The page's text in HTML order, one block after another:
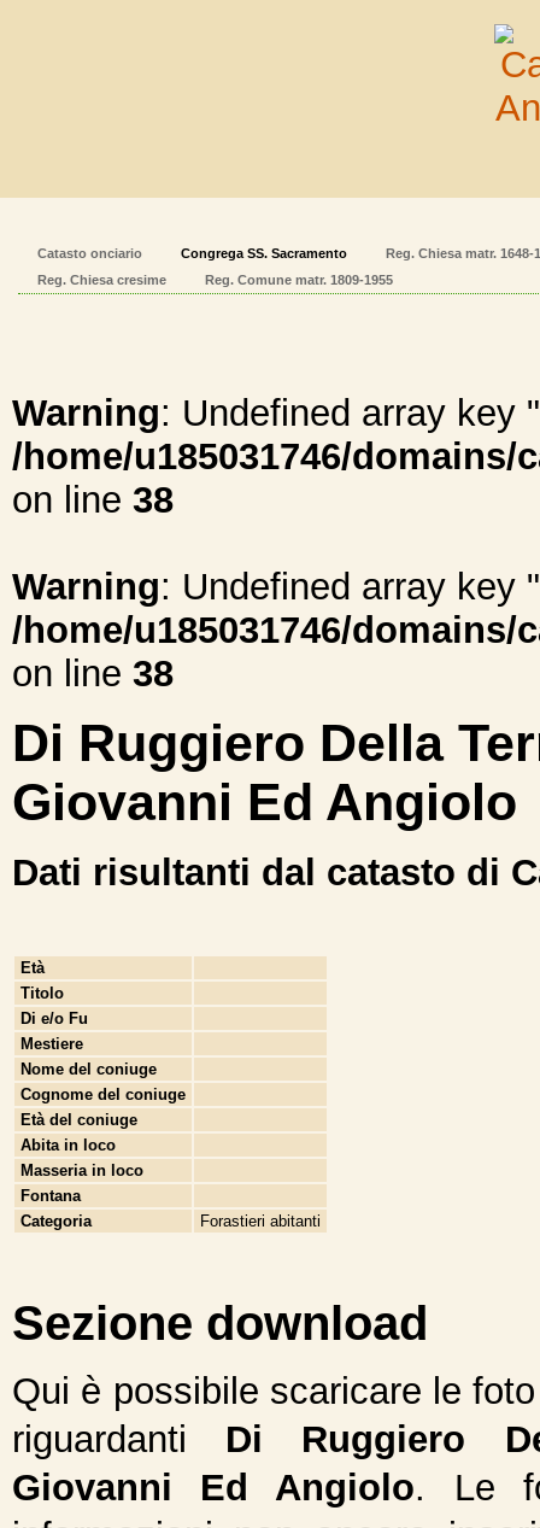
Catasto onciario Congrega SS. Sacramento
Reg. Chiesa matr. 1648-
Reg. Chiesa cresime
Reg. Comune matr. 1809-1955
Warning: Undefined array key
/home/u185031746/
on line 38
Warning: Undefined array key
/home/u185031746/
on line 38
Di Ruggiero Della
Giovanni Ed Angiolo
Dati risultanti dal catasto di
Età
Titolo
Di e/o Fu
Mestiere
Nome del coniuge
Cognome del coniuge
Età del coniuge
Abita in loco
Masseria in loco
Fontana
Categoria
Forastieri abitanti
Sezione download
Qui è possibile scaricare le
riguardanti Di Ruggiero
Giovanni Ed Angiolo. Le